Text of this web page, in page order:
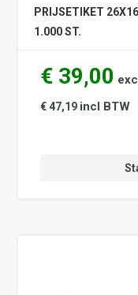
PRIJSETIKET
1.000 ST.
€ 39,00
€ 47,19 incl BTW